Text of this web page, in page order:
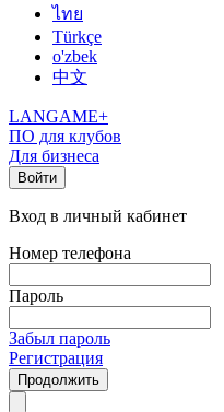
ไทย
Türkçe
o'zbek
中文
LANGAME+
ПО для клубов
Для бизнеса
Войти
Вход в личный кабинет
Номер телефона
Пароль
Забыл пароль
Регистрация
Продолжить